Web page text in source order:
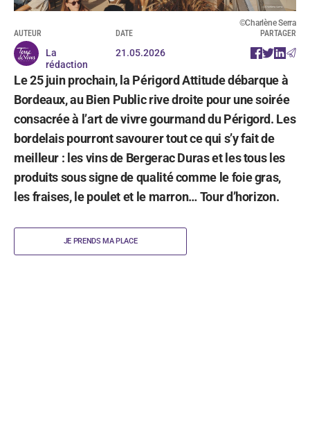
©Charlène Serra
AUTEUR
La
rédaction
DATE
21.05.2026
PARTAGER
Le 25 juin prochain, la Périgord Attitude débarque à
Bordeaux, au Bien Public rive droite pour une soirée
consacrée à l’art de vivre gourmand du Périgord. Les
bordelais pourront savourer tout ce qui s’y fait de
meilleur : les vins de Bergerac Duras et les tous les
produits sous signe de qualité comme le foie gras,
les fraises, le poulet et le marron… Tour d’horizon.
JE PRENDS MA PLACE